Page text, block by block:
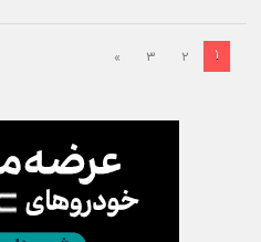
۱ ۲ ۳ »